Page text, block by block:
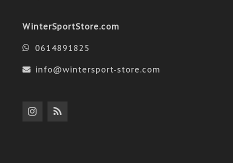
WinterSportStore.com
0614891825
info@wintersport-store.com